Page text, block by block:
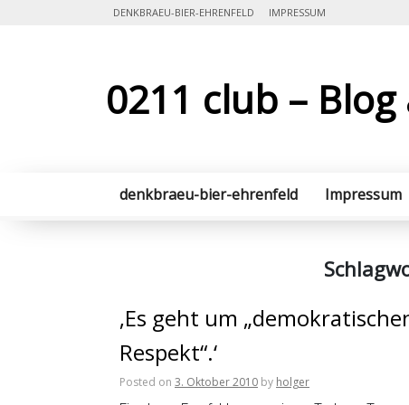
DENKBRAEU-BIER-EHRENFELD IMPRESSUM
0211 club –
denkbraeu-bier-ehrenfeld Impressum
‚Es geht um
Respekt“.‘
Posted on 3. Oktober 2010 by holger